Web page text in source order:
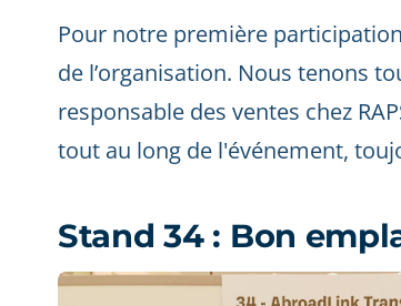
Pour notre première
de l’organisation. Nous tenons
responsable des ventes chez
tout au long de l'événement,
Stand 34 : Bon